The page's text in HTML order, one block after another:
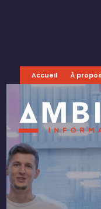
Accueil À propos